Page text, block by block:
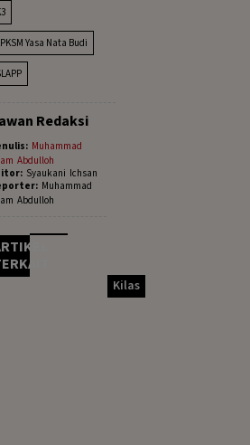
Yasa Nata Budi
Redaksi
Muhammad
Abdulloh
Syaukani Ichsan
Muhammad
Abdulloh
Kilas